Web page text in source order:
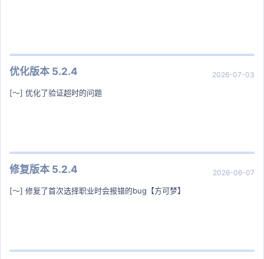
优化版本 5.2.4 2026-07-03
[～] 优化了验证超时的问题
修复版本 5.2.4 2026-06-07
[～] 修复了首次选择职业时会报错的bug【方可梦】